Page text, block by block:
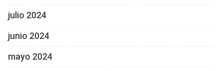
julio 2024
junio 2024
mayo 2024